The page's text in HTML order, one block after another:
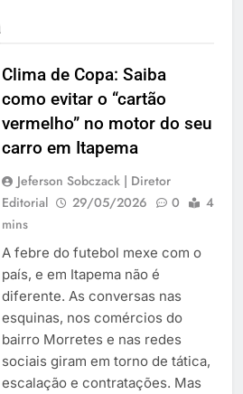
Clima de Copa: Saiba
como evitar o “cartão
vermelho” no motor do seu
carro em Itapema
Jeferson Sobczack | Diretor
Editorial
29/05/2026 0
4
mins
A febre do futebol mexe com o
país, e em Itapema não é
diferente. As conversas nas
esquinas, nos comércios do
bairro Morretes e nas redes
sociais giram em torno de tática,
escalação e contratações. Mas